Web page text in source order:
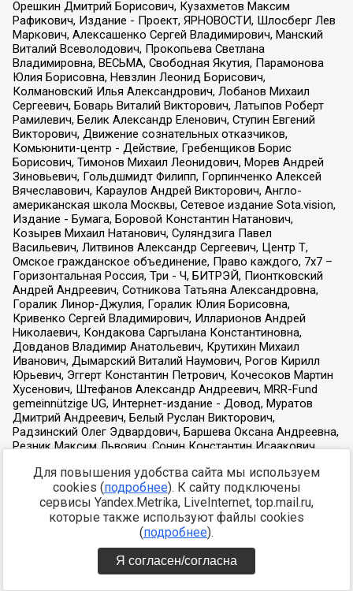
Для повышения удобства сайта мы используем
cookies (подробнее). К сайту подключены
сервисы Yandex.Metrika, LiveInternet, top.mail.ru,
которые также используют файлы cookies
(подробнее).
Я согласен/согласна